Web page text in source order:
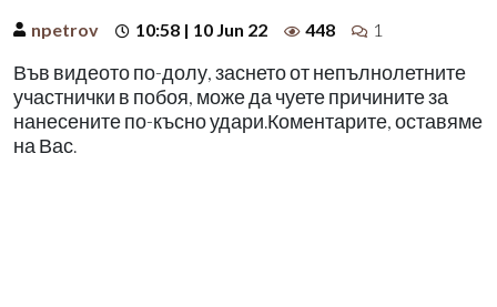
npetrov 10:58 | 10 Jun 22 448 1
Във видеото по-долу, заснето от непълнолетните
участнички в побоя, може да чуете причините за
нанесените по-късно удари.Коментарите, оставяме
на Вас.